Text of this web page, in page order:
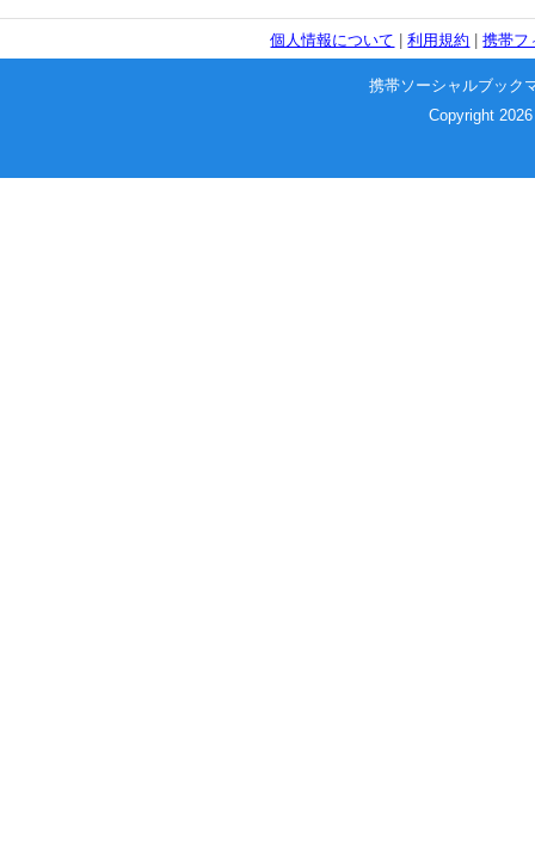
個人情報について |利用規約 |携帯フ
携帯ソーシャルブック
Copyright